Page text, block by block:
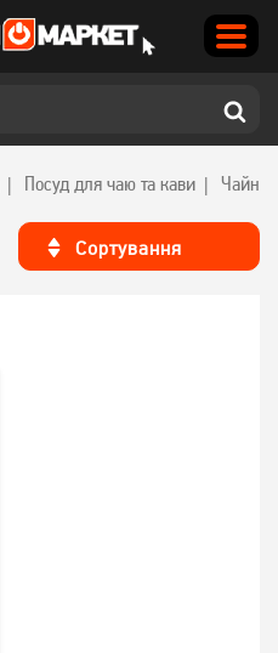
Посуд для чаю та кави
Сортування